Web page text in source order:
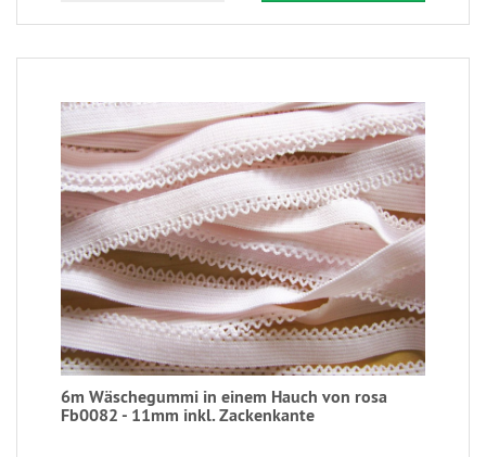
6m Wäschegummi in einem Hauch von rosa
Fb0082 - 11mm inkl. Zackenkante